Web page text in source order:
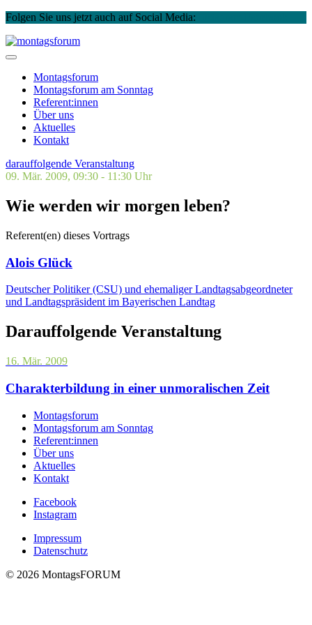
Folgen Sie uns jetzt auch auf Social Media:
Skip
to
Montagsforum
Montagsforum am Sonntag
Referent:innen
Über uns
Aktuelles
Kontakt
darauffolgende Veranstaltung
09. Mär. 2009, 09:30 - 11:30 Uhr
Wie werden wir morgen leben?
Referent(en) dieses Vortrags
Alois Glück
Deutscher Politiker (CSU) und ehemaliger Landtagsabgeordneter
und Landtagspräsident im Bayerischen Landtag
Darauffolgende Veranstaltung
16. Mär. 2009
Charakterbildung in einer unmoralischen Zeit
Montagsforum
Montagsforum am Sonntag
Referent:innen
Über uns
Aktuelles
Kontakt
Facebook
Instagram
Impressum
Datenschutz
© 2026 MontagsFORUM